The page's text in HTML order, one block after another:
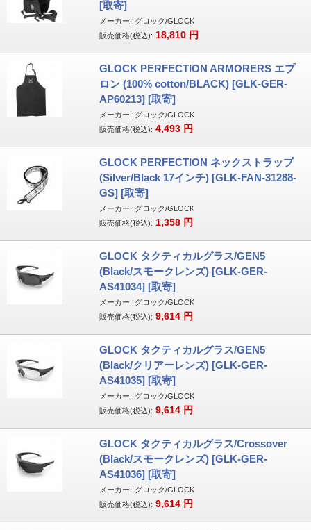
[取寄]
メーカー: グロック/GLOCK
販売価格(税込): 18,810 円
GLOCK PERFECTION ARMORERS エプ
ロン (100% cotton/BLACK) [GLK-GER-
AP60213] [取寄]
メーカー: グロック/GLOCK
販売価格(税込): 4,493 円
GLOCK PERFECTION ネックストラップ
(Silver/Black 17インチ) [GLK-FAN-31288-
GS] [取寄]
メーカー: グロック/GLOCK
販売価格(税込): 1,358 円
GLOCK タクティカルグラス/GEN5
(Black/スモークレンズ) [GLK-GER-
AS41034] [取寄]
メーカー: グロック/GLOCK
販売価格(税込): 9,614 円
GLOCK タクティカルグラス/GEN5
(Black/クリアーレンズ) [GLK-GER-
AS41035] [取寄]
メーカー: グロック/GLOCK
販売価格(税込): 9,614 円
GLOCK タクティカルグラス/Crossover
(Black/スモークレンズ) [GLK-GER-
AS41036] [取寄]
メーカー: グロック/GLOCK
販売価格(税込): 9,614 円